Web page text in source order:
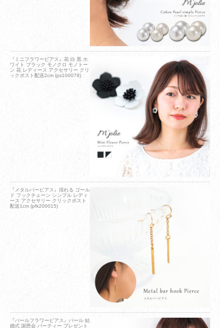
『ミニフラワーピアス』花 白 黒 ホ
ワイト ブラック モノクロ モノトー
ン 花 レディース アクセサリー クリ
ックポスト配送2cm (ps100079)
『メタルバーピアス』揺れる ゴール
ド フックチェーン シンプル レディ
ース アクセサリー クリックポスト
配送1cm (pfk200015)
『パールフラワーピアス』パール 結
婚式 謝恩会 パーティー プレゼント